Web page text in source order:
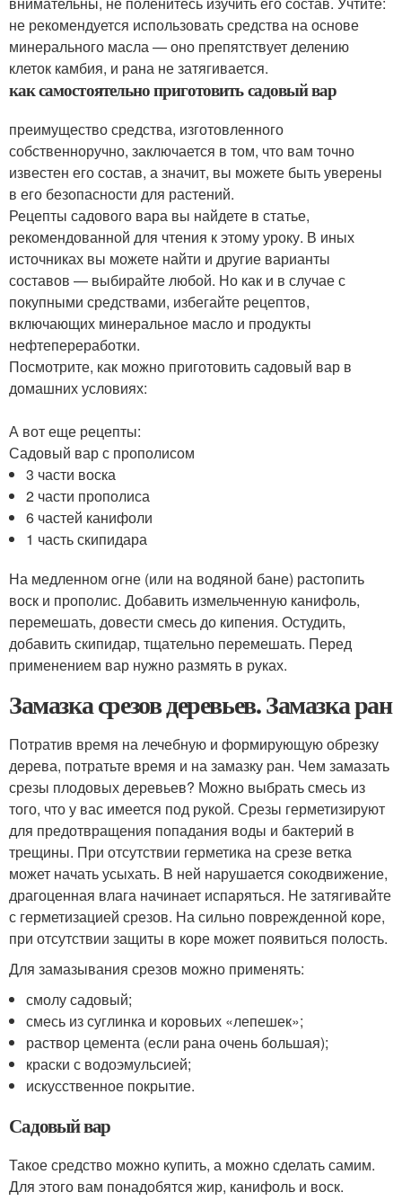
не рекомендуется использовать средства на основе
минерального масла — оно препятствует делению
клеток камбия, и рана не затягивается.
как самостоятельно приготовить садовый вар
преимущество средства, изготовленного
собственноручно, заключается в том, что вам точно
известен его состав, а значит, вы можете быть уверены
в его безопасности для растений.
Рецепты садового вара вы найдете в статье,
рекомендованной для чтения к этому уроку. В иных
источниках вы можете найти и другие варианты
составов — выбирайте любой. Но как и в случае с
покупными средствами, избегайте рецептов,
включающих минеральное масло и продукты
нефтепереработки.
Посмотрите, как можно приготовить садовый вар в
домашних условиях:
А вот еще рецепты:
Садовый вар с прополисом
3 части воска
2 части прополиса
6 частей канифоли
1 часть скипидара
На медленном огне (или на водяной бане) растопить
воск и прополис. Добавить измельченную канифоль,
перемешать, довести смесь до кипения. Остудить,
добавить скипидар, тщательно перемешать. Перед
применением вар нужно размять в руках.
Замазка срезов деревьев. Замазка ран
Потратив время на лечебную и формирующую обрезку
дерева, потратьте время и на замазку ран. Чем замазать
срезы плодовых деревьев? Можно выбрать смесь из
того, что у вас имеется под рукой. Срезы герметизируют
для предотвращения попадания воды и бактерий в
трещины. При отсутствии герметика на срезе ветка
может начать усыхать. В ней нарушается сокодвижение,
драгоценная влага начинает испаряться. Не затягивайте
с герметизацией срезов. На сильно поврежденной коре,
при отсутствии защиты в коре может появиться полость.
Для замазывания срезов можно применять:
смолу садовый;
смесь из суглинка и коровьих «лепешек»;
раствор цемента (если рана очень большая);
краски с водоэмульсией;
искусственное покрытие.
Садовый вар
Такое средство можно купить, а можно сделать самим.
Для этого вам понадобятся жир, канифоль и воск.